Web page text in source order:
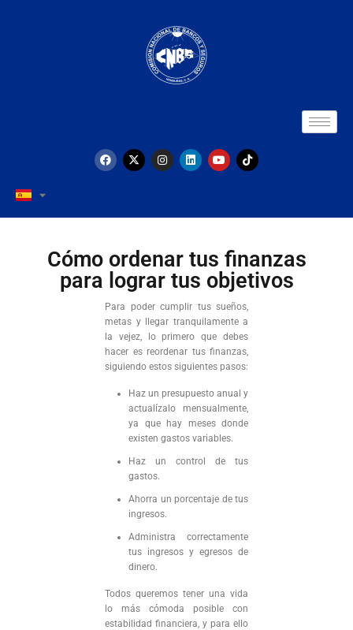
Cómo ordenar tus finanzas
para lograr tus objetivos
Para poder cumplir tus sueños,
metas y llegar tranquilamente a
la vejez, lo primero que debes
hacer es reordenar tus finanzas,
siguiendo estos siguientes pasos:
Haz un presupuesto anual y
actualízalo mensualmente,
ya que hay meses donde
existen gastos variables.
Haz un control de tus
gastos.
Ahorra un porcentaje de tus
ingresos.
Administra correctamente
tus ingresos y egresos de
dinero.
Todos queremos tener una vida
lo más cómoda posible con
estabilidad financiera, y para ello